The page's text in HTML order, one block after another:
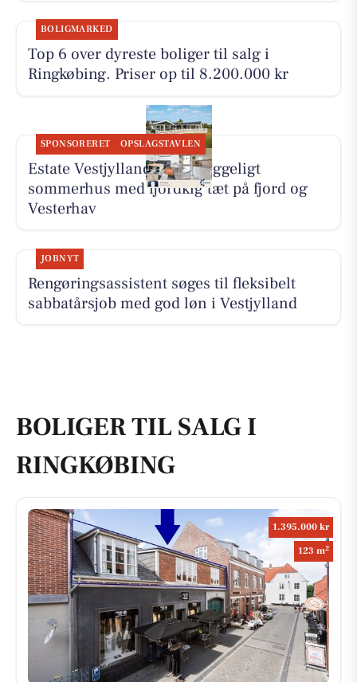
BOLIGMARKED
Top 6 over dyreste boliger til salg i
Ringkøbing. Priser op til 8.200.000 kr
SPONSORERET OPSLAGSTAVLEN
Estate Vestjylland deler hyggeligt
sommerhus med fjordkig tæt på fjord og
Vesterhav
JOBNYT
Rengøringsassistent søges til fleksibelt
sabbatårsjob med god løn i Vestjylland
BOLIGER TIL SALG I
RINGKØBING
1.395.000 kr
123 m2